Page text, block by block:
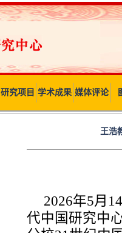
研究项目 学术成果 媒体评论
王浩
2026年5月
代中国研究中